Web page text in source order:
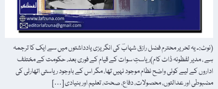
(نوٹ:۔ یہ تحریر محترم فضل رازق شہابؔ کی انگریزی یادداشتوں میں سے ایک کا ترجمہ
ہے ، مدیر لفظونہ ڈاٹ کام)ریاستِ سوات کے قیام کے فوری بعد، حکومت کے مختلف
اداروں کے لیے کوئی واضح نظام موجود نہیں تھا، مگر اس کے باوجود ریاستی اتھارٹی کی
مضبوطی اور عدالتوں، محصولات، دفاع، صحت، تعلیم اور بنیادی […]